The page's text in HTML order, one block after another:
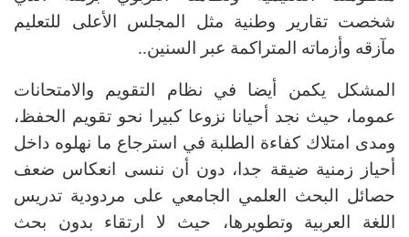
شخصت تقارير وطنية مثل المجلس الأعلى للتعليم
مآزقه وأزماته المتراكمة عبر السنين..
المشكل يكمن أيضا في نظام التقويم والامتحانات
عموما، حيث نجد أحيانا نزوعا كبيرا نحو تقويم الحفظ،
ومدى امتلاك كفاءة الطلبة في استرجاع ما نهلوه داخل
أحياز زمنية ضيقة جدا، دون أن ننسى انعكاس ضعف
حصائل البحث العلمي الجامعي على مردودية تدريس
اللغة العربية وتطويرها، حيث لا ارتقاء بدون بحث